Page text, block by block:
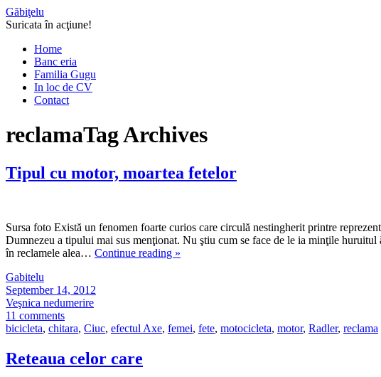
Găbiţelu
Suricata în acţiune!
Home
Banc eria
Familia Gugu
In loc de CV
Contact
reclamaTag Archives
Tipul cu motor, moartea fetelor
Sursa foto Există un fenomen foarte curios care circulă nestingherit printre
Dumnezeu a tipului mai sus menţionat. Nu ştiu cum se face de le ia minţile huruitul
în reclamele alea… Continue reading »
Gabitelu
September 14, 2012
Veşnica nedumerire
11 comments
bicicleta, chitara, Ciuc, efectul Axe, femei, fete, motocicleta, motor, Radler, reclama
Reteaua celor care